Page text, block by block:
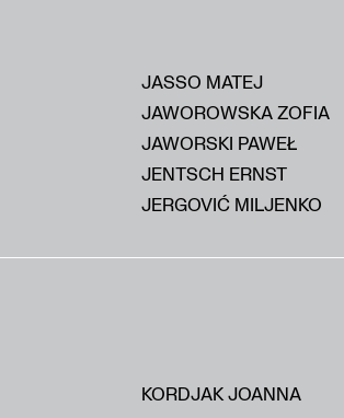
JASSO MATEJ
JAWOROWSKA ZOFIA
JAWORSKI PAWEŁ
JENTSCH ERNST
JERGOVIĆ MILJENKO
KORDJAK JOANNA